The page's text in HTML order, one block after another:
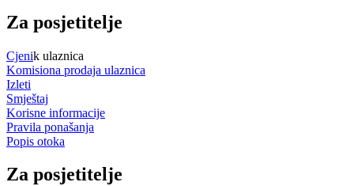
Za posjetitelje
Cjenik ulaznica
Komisiona prodaja ulaznica
Izleti
Smještaj
Korisne informacije
Pravila ponašanja
Popis otoka
Za posjetitelje